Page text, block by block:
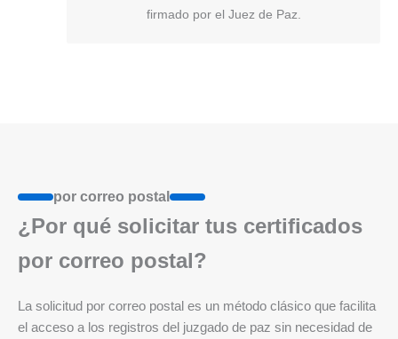
firmado por el Juez de Paz.
por correo postal
¿Por qué solicitar tus certificados
por correo postal?
La solicitud por correo postal es un método clásico que facilita
el acceso a los registros del juzgado de paz sin necesidad de